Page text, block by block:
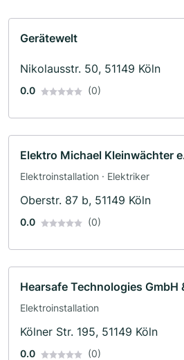
Gerätewelt
Nikolausstr. 50, 51149 Köln
0.0 (0)
Elektro Michael Kleinwächter
Elektroinstallation · Elektriker
Oberstr. 87 b, 51149 Köln
0.0 (0)
Hearsafe Technologies GmbH
Elektroinstallation
Kölner Str. 195, 51149 Köln
0.0 (0)